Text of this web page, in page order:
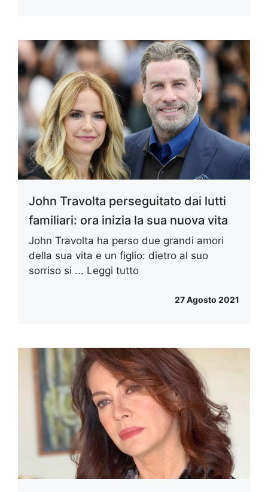
John Travolta perseguitato dai lutti
familiari: ora inizia la sua nuova vita
John Travolta ha perso due grandi amori
della sua vita e un figlio: dietro al suo
sorriso si ... Leggi tutto
27 Agosto 2021